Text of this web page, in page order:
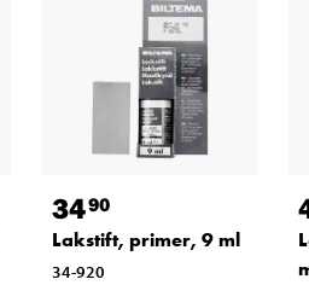
3490
Lakstift, primer, 9 ml
34-920